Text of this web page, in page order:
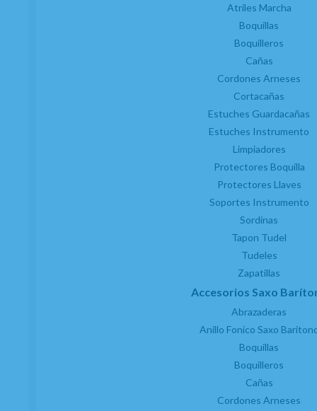
Atriles Marcha
Boquillas
Boquilleros
Cañas
Cordones Arneses
Cortacañas
Estuches Guardacañas
Estuches Instrumento
Limpiadores
Protectores Boquilla
Protectores Llaves
Soportes Instrumento
Sordinas
Tapon Tudel
Tudeles
Zapatillas
Accesorios Saxo
Abrazaderas
Anillo Fonico Saxo
Boquillas
Boquilleros
Cañas
Cordones Arneses